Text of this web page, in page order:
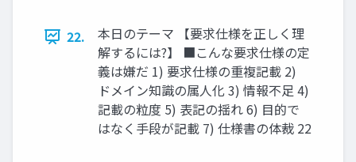
22.
本日のテーマ 【要求仕様を正しく理
解するには?】 ■こんな要求仕様の定
義は嫌だ 1) 要求仕様の重複記載 2)
ドメイン知識の属人化 3) 情報不足 4)
記載の粒度 5) 表記の揺れ 6) 目的で
はなく手段が記載 7) 仕様書の体裁 22